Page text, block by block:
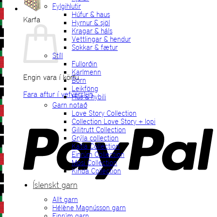
Karfa
Engin vara í körfu.
Fara aftur í vefverslun
Fylgihlutir
Húfur & haus
Hyrnur & sjöl
Kragar & háls
Vettlingar & hendur
Sokkar & fætur
Stíll
Fullorðin
Karlmenn
Börn
Leikföng
Hús & hybili
Garn notað
Love Story Collection
Collection Love Story + lopi
Gilitrutt Collection
Grýla collection
Katla Collection
Einrúm Collection
Mosi Collection
Kinda Collection
Íslenskt garn
Allt garn
Hélène Magnússon garn